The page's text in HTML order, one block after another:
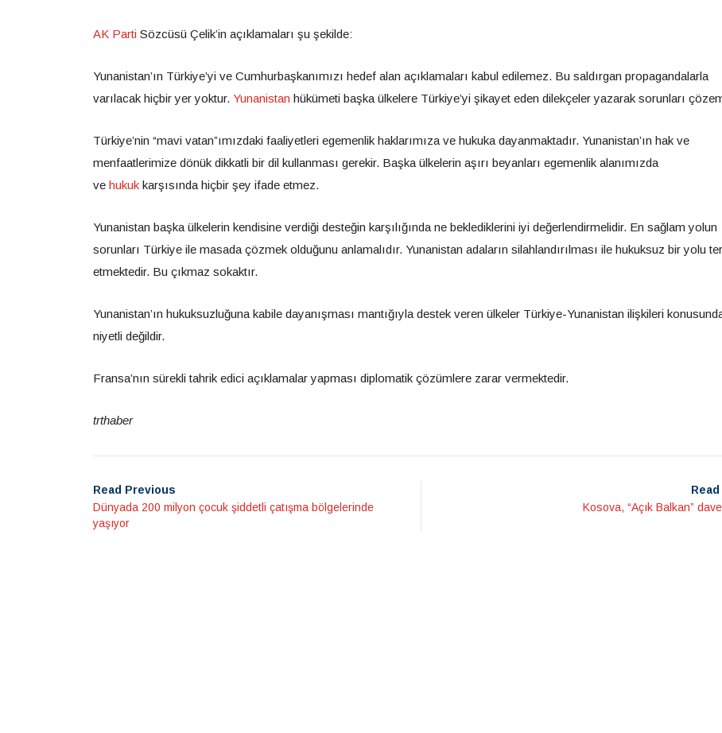
AK Parti Sözcüsü Çelik’in açıklamaları şu şekilde:
Yunanistan’ın Türkiye’yi ve Cumhurbaşkanımızı hedef alan açıklamaları kabul edilemez. Bu saldırgan propagandalarla
varılacak hiçbir yer yoktur. Yunanistan hükümeti başka ülkelere Türkiye’yi şikayet eden dilekçeler yazarak sorunları
Türkiye’nin “mavi vatan”ımızdaki faaliyetleri egemenlik haklarımıza ve hukuka dayanmaktadır. Yunanistan’ın hak ve
menfaatlerimize dönük dikkatli bir dil kullanması gerekir. Başka ülkelerin aşırı beyanları egemenlik alanımızda
ve hukuk karşısında hiçbir şey ifade etmez.
Yunanistan başka ülkelerin kendisine verdiği desteğin karşılığında ne beklediklerini iyi değerlendirmelidir. En sağlam yolun
sorunları Türkiye ile masada çözmek olduğunu anlamalıdır. Yunanistan adaların silahlandırılması ile hukuksuz bir yolu
etmektedir. Bu çıkmaz sokaktır.
Yunanistan’ın hukuksuzluğuna kabile dayanışması mantığıyla destek veren ülkeler Türkiye-Yunanistan ilişkileri
niyetli değildir.
Fransa’nın sürekli tahrik edici açıklamalar yapması diplomatik çözümlere zarar vermektedir.
trthaber
Read Previous
Dünyada 200 milyon çocuk şiddetli çatışma bölgelerinde
yaşıyor
Kosova, “Açık Balkan”